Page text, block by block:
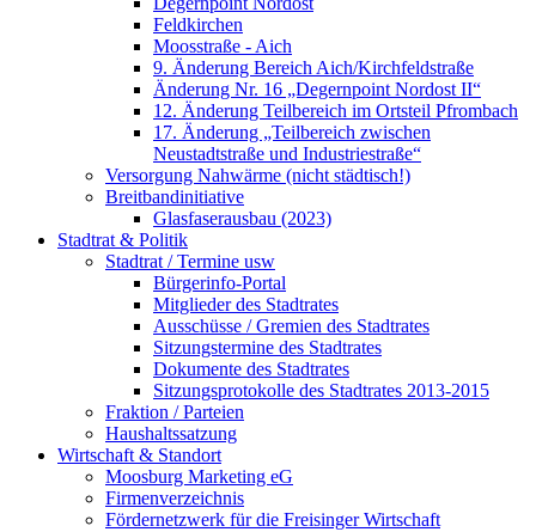
Feldkirchen
Moosstraße - Aich
9. Änderung Bereich Aich/Kirchfeldstraße
Änderung Nr. 16 „Degernpoint Nordost II“
12. Änderung Teilbereich im Ortsteil Pfrombach
17. Änderung „Teilbereich zwischen
Neustadtstraße und Industriestraße“
Versorgung Nahwärme (nicht städtisch!)
Breitbandinitiative
Glasfaserausbau (2023)
Stadtrat & Politik
Stadtrat / Termine usw
Bürgerinfo-Portal
Mitglieder des Stadtrates
Ausschüsse / Gremien des Stadtrates
Sitzungstermine des Stadtrates
Dokumente des Stadtrates
Sitzungsprotokolle des Stadtrates 2013-2015
Fraktion / Parteien
Haushaltssatzung
Wirtschaft & Standort
Moosburg Marketing eG
Firmenverzeichnis
Fördernetzwerk für die Freisinger Wirtschaft